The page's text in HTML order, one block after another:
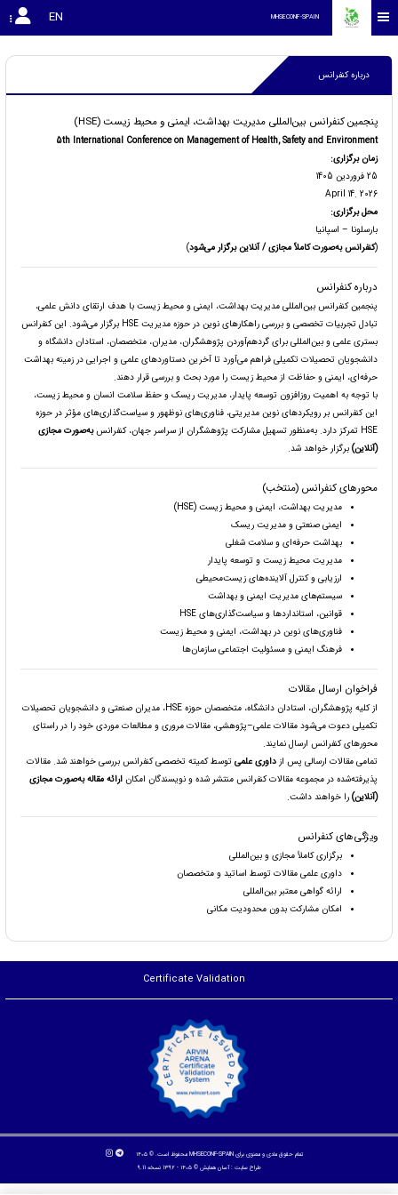
MHSECONF-SPAIN
EN
درباره کنفرانس
پنجمین کنفرانس بین‌المللی مدیریت بهداشت، ایمنی و محیط زیست (HSE)
5th International Conference on Management of Health, Safety and Environment
زمان برگزاری:
25 فروردین 1405
April 14. 2026
محل برگزاری:
بارسلونا – اسپانیا
(کنفرانس به‌صورت کاملاً مجازی / آنلاین برگزار می‌شود)
درباره کنفرانس
پنجمین کنفرانس بین‌المللی مدیریت بهداشت، ایمنی و محیط زیست با هدف ارتقای دانش علمی،
تبادل تجربیات تخصصی و بررسی راهکارهای نوین در حوزه مدیریت HSE برگزار می‌شود. این کنفرانس
بستری علمی و بین‌المللی برای گردهم‌آوردن پژوهشگران، مدیران، متخصصان، استادان دانشگاه و
دانشجویان تحصیلات تکمیلی فراهم می‌آورد تا آخرین دستاوردهای علمی و اجرایی در زمینه بهداشت
حرفه‌ای، ایمنی و حفاظت از محیط زیست را مورد بحث و بررسی قرار دهند.
با توجه به اهمیت روزافزون توسعه پایدار، مدیریت ریسک و حفظ سلامت انسان و محیط زیست،
این کنفرانس بر رویکردهای نوین مدیریتی، فناوری‌های نوظهور و سیاست‌گذاری‌های مؤثر در حوزه
HSE تمرکز دارد. به‌منظور تسهیل مشارکت پژوهشگران از سراسر جهان، کنفرانس
به‌صورت مجازی
(آنلاین)برگزار خواهد شد.
محورهای کنفرانس (منتخب)
مدیریت بهداشت، ایمنی و محیط زیست (HSE)
ایمنی صنعتی و مدیریت ریسک
بهداشت حرفه‌ای و سلامت شغلی
مدیریت محیط زیست و توسعه پایدار
ارزیابی و کنترل آلاینده‌های زیست‌محیطی
سیستم‌های مدیریت ایمنی و بهداشت
قوانین، استانداردها و سیاست‌گذاری‌های HSE
فناوری‌های نوین در بهداشت، ایمنی و محیط زیست
فرهنگ ایمنی و مسئولیت اجتماعی سازمان‌ها
فراخوان ارسال مقالات
از کلیه پژوهشگران، استادان دانشگاه، متخصصان حوزه HSE، مدیران صنعتی و دانشجویان تحصیلات
تکمیلی دعوت می‌شود مقالات علمی–پژوهشی، مقالات مروری و مطالعات موردی خود را در راستای
محورهای کنفرانس ارسال نمایند.
تمامی مقالات ارسالی پس از داوری علمیتوسط کمیته تخصصی کنفرانس بررسی خواهند شد. مقالات
پذیرفته‌شده در مجموعه مقالات کنفرانس منتشر شده و نویسندگان امکان ارائه مقاله به‌صورت مجازی
(آنلاین)را خواهند داشت.
ویژگی‌های کنفرانس
برگزاری کاملاً مجازی و بین‌المللی
داوری علمی مقالات توسط اساتید و متخصصان
ارائه گواهی معتبر بین‌المللی
امکان مشارکت بدون محدودیت مکانی
Certificate Validation
تمام حقوق مادی و معنوی برای MHSECONF-SPAIN محفوظ است. © ۱۴۰۵
طراح سایت :آسان همایش © ۱۴۰۵ - 1392 نسخه 9.11